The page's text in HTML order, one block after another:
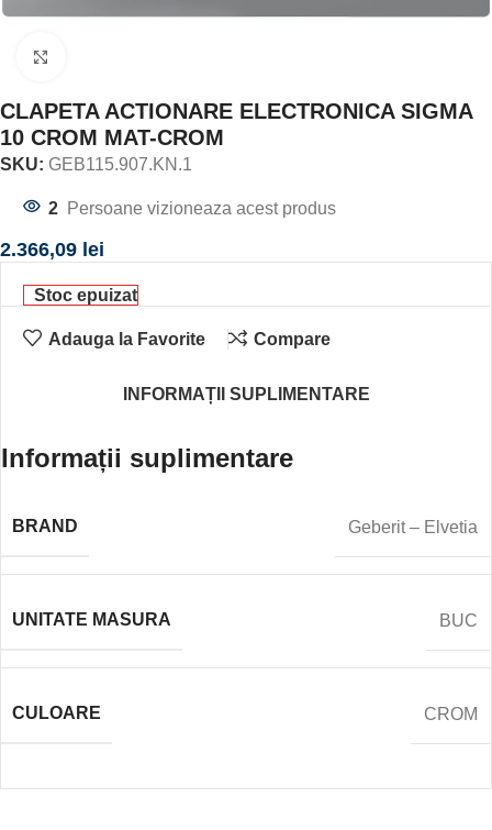
CLAPETA ACTIONARE ELECTRONICA SIGMA
10 CROM MAT-CROM
SKU: GEB115.907.KN.1
2 Persoane vizioneaza acest produs
2.366,09 lei
Stoc epuizat
Adauga la Favorite Compare
INFORMAȚII SUPLIMENTARE
Informații suplimentare
BRAND Geberit – Elvetia
UNITATE MASURA BUC
CULOARE CROM